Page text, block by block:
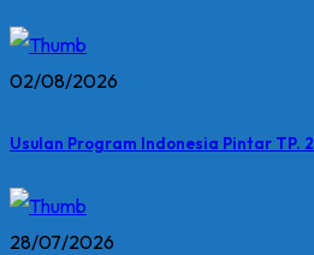
02/08/2026
Usulan Program Indonesia Pintar TP.
28/07/2026